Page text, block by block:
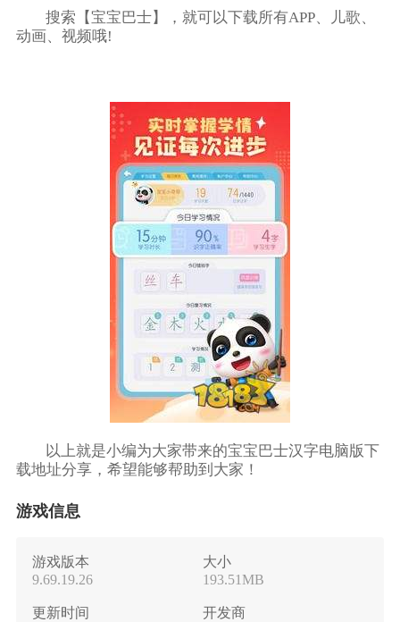
搜索【宝宝巴士】，就可以下载所有APP、儿歌、
动画、视频哦!
以上就是小编为大家带来的宝宝巴士汉字电脑版下
载地址分享，希望能够帮助到大家！
游戏信息
游戏版本
9.69.19.26
大小
193.51MB
更新时间
开发商